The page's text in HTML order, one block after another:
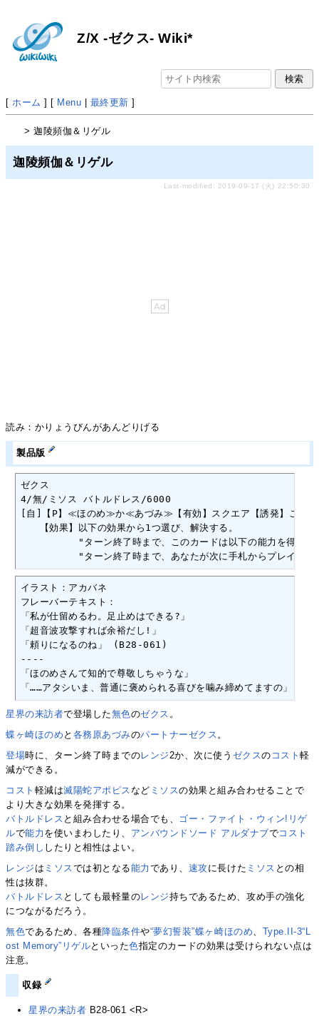
Z/X -ゼクス- Wiki*
[ ホーム ] [ Menu | 最終更新 ]
> 迦陵頻伽＆リゲル
迦陵頻伽＆リゲル
Last-modified: 2019-09-17 (火) 22:50:30
読み：かりょうびんがあんどりげる
製品版
ゼクス
4/無/ミソス バトルドレス/6000
[自]【P】≪ほのめ≫か≪あづみ≫【有効】スクエア【誘発】このカ
【効果】以下の効果から1つ選び、解決する。
"ターン終了時まで、このカードは以下の能力を得る
"ターン終了時まで、あなたが次に手札からプレイするゼク
イラスト：アカバネ
フレーバーテキスト：
「私が仕留めるわ。足止めはできる?」
「超音波攻撃すれば余裕だし!」
「頼りになるのね」 (B28-061)
----
「ほのめさんて知的で尊敬しちゃうな」
「……アタシいま、普通に褒められる喜びを噛み締めてますの」
星界の来訪者で登場した無色のゼクス 。
蝶ヶ崎ほのめ と 各務原あづみのパートナーゼクス 。
登場時に、ターン終了時までのレンジ2か、次に使う ゼクスの コスト軽
減ができる。
コスト 軽減は滅陽蛇アポピスなど ミソスの効果と組み合わせることで
より大きな効果を発揮する。
バトルドレス と組み合わせる場合でも、 ゴー・ファイト・ウィン!リゲ
ルで能力 を使いまわしたり、 アンバウンドソード アルダナブでコスト
踏み倒し したりと相性はよい。
レンジ は ミソスでは初となる能力 であり、 速攻に長けた ミソス との相
性は抜群。
バトルドレス としても最軽量のレンジ持ちであるため、攻め手の強化
につながるだろう。
無色であるため、各種降臨条件や“夢幻誓装”蝶ヶ崎ほのめ、 Type.II-3“L
ost Memory”リゲルといった色指定のカードの効果は受けられない点は
注意。
収録
星界の来訪者 B28-061 <R>